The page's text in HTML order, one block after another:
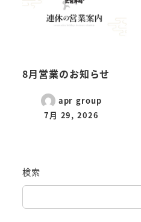
8月営業のお知らせ
apr group
7月 29, 2026
検索